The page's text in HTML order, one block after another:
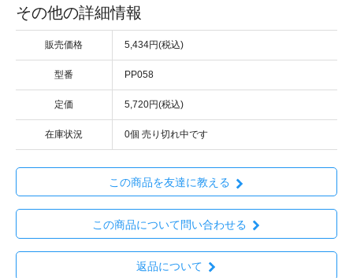
その他の詳細情報
販売価格 5,434円(税込)
型番 PP058
定価 5,720円(税込)
在庫状況 0個 売り切れ中です
この商品を友達に教える
この商品について問い合わせる
返品について